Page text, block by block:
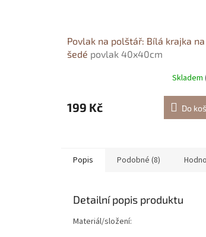
Povlak na polštář: Bílá krajka na
šedé povlak 40x40cm
Skladem
199 Kč Do
Popis Podobné (8)
Detailní popis produktu
Materiál/složení: